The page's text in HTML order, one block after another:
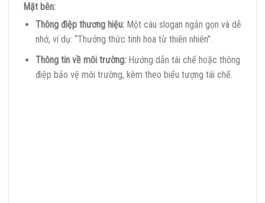
Mặt bên:
Thông điệp thương hiệu:Một câu slogan ngắn gọn và dễ
nhớ, ví dụ: “Thưởng thức tinh hoa từ thiên nhiên”.
Thông tin về môi trường:Hướng dẫn tái chế hoặc thông
điệp bảo vệ môi trường, kèm theo biểu tượng tái chế.